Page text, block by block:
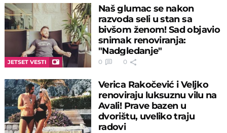
JETSET VESTI
Naš glumac se nakon
razvoda seli u stan sa
bivšom ženom! Sad objavio
snimak renoviranja:
"Nadgledanje"
0 0
Verica Rakočević i Veljko
renoviraju luksuznu vilu na
Avali! Prave bazen u
dvorištu, uveliko traju
radovi